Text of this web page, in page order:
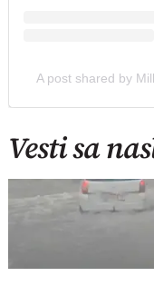
A post shared by
Vesti sa